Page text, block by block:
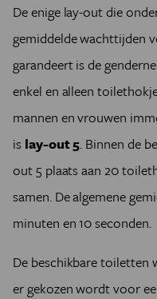
De enige lay-out die
gemiddelde wachttijden
garandeert is de
enkel en alleen
mannen en vrouwen
is lay-out 5. Binnen de
out 5 plaats aan 20
samen. De algemene
minuten en 10 seconden.
De beschikbare toiletten
er gekozen wordt voor